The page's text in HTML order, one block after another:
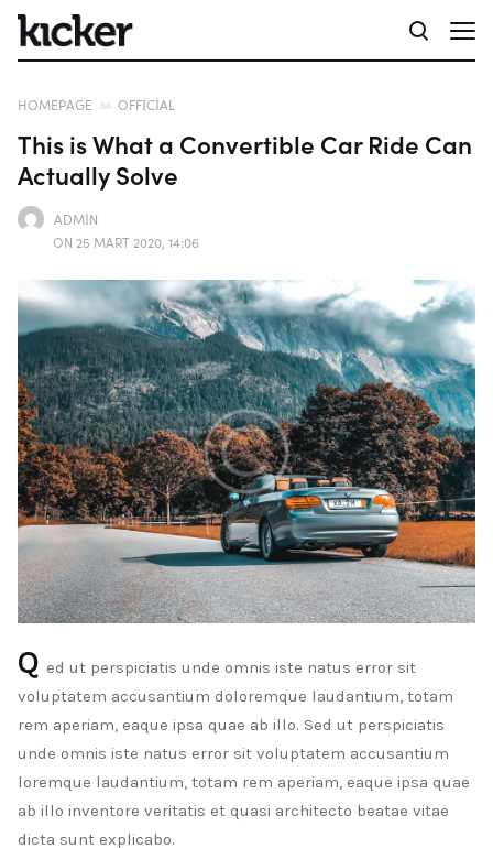
HOMEPAGE OFFICIAL
ADMIN
ON 25 MART 2020, 14:06
This is What a Convertible Car Ride Can
Actually Solve
Q ed ut perspiciatis unde omnis iste natus error sit
voluptatem accusantium doloremque laudantium, totam
rem aperiam, eaque ipsa quae ab illo. Sed ut perspiciatis
unde omnis iste natus error sit voluptatem accusantium
loremque laudantium, totam rem aperiam, eaque ipsa quae
ab illo inventore veritatis et quasi architecto beatae vitae
dicta sunt explicabo.